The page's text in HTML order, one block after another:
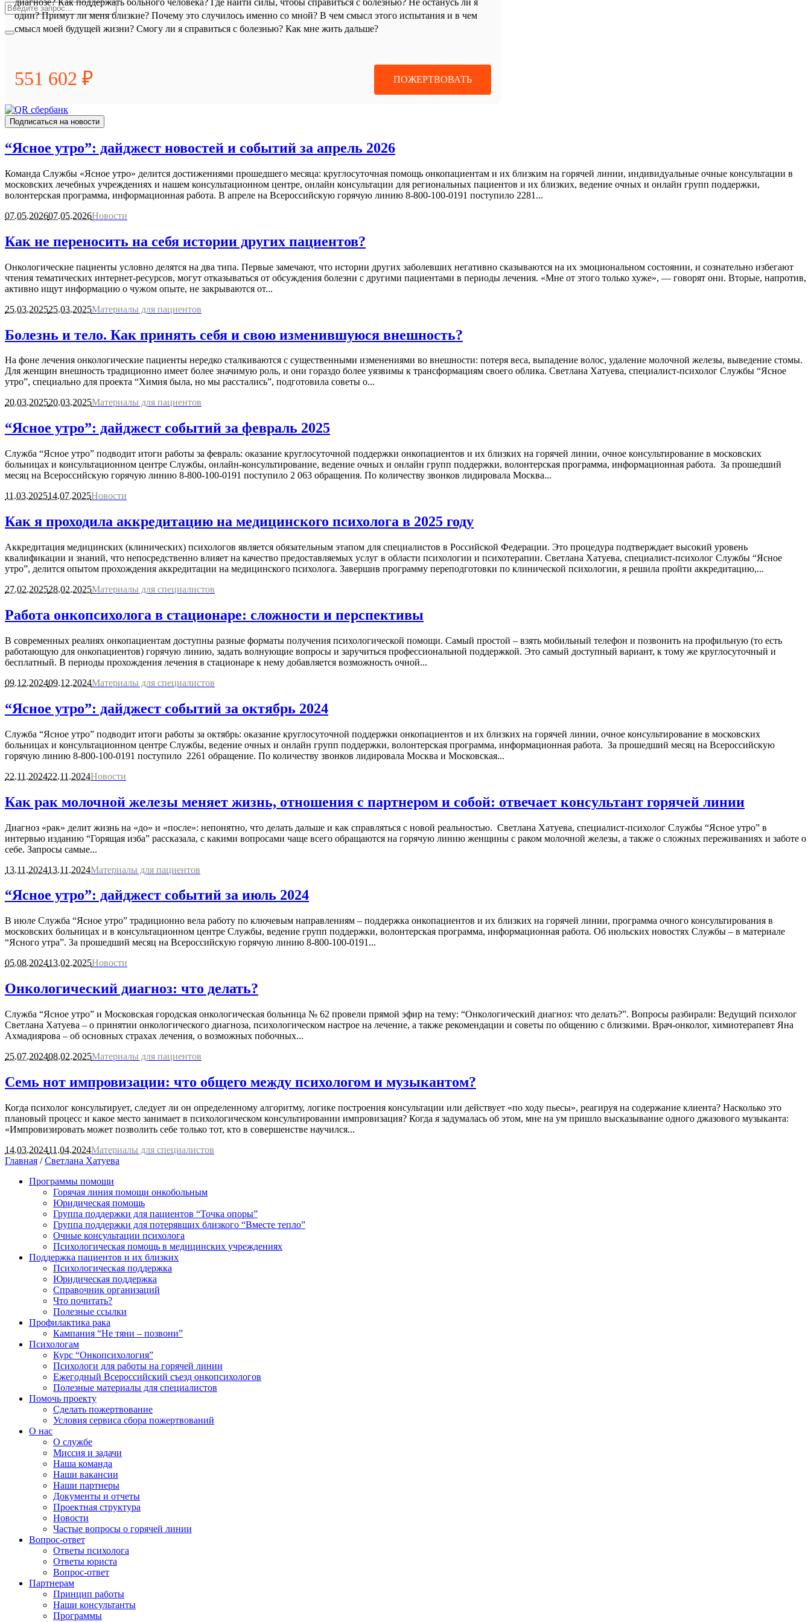
диагнозе? Как поддержать больного человека? Где найти силы, чтобы справиться с болезнью? Не останусь ли я
один? Примут ли меня близкие? Почему это случилось именно со мной? В чем смысл этого испытания и в чем
смысл моей будущей жизни? Смогу ли я справиться с болезнью? Как мне жить дальше?
551 602 ₽ ПОЖЕРТВОВАТЬ
Подписаться на новости
“Ясное утро”: дайджест новостей и событий за апрель 2026
Команда Службы «Ясное утро» делится достижениями прошедшего месяца: круглосуточная помощь онкопациентам и их близким на горячей линии, индивидуальные очные консультации в
московских лечебных учреждениях и нашем консультационном центре, онлайн консультации для региональных пациентов и их близких, ведение очных и онлайн групп поддержки,
волонтерская программа, информационная работа. В апреле на Всероссийскую горячую линию 8-800-100-0191 поступило 2281...
07.05.202607.05.2026Новости
Как не переносить на себя истории других пациентов?
Онкологические пациенты условно делятся на два типа. Первые замечают, что истории других заболевших негативно сказываются на их эмоциональном состоянии, и сознательно избегают
чтения тематических интернет-ресурсов, могут отказываться от обсуждения болезни с другими пациентами в периоды лечения. «Мне от этого только хуже», — говорят они. Вторые, напротив,
активно ищут информацию о чужом опыте, не закрываются от...
25.03.202525.03.2025Материалы для пациентов
Болезнь и тело. Как принять себя и свою изменившуюся внешность?
На фоне лечения онкологические пациенты нередко сталкиваются с существенными изменениями во внешности: потеря веса, выпадение волос, удаление молочной железы, выведение стомы.
Для женщин внешность традиционно имеет более значимую роль, и они гораздо более уязвимы к трансформациям своего облика. Светлана Хатуева, специалист-психолог Службы “Ясное
утро”, специально для проекта “Химия была, но мы расстались”, подготовила советы о...
20.03.202520.03.2025Материалы для пациентов
“Ясное утро”: дайджест событий за февраль 2025
Служба “Ясное утро” подводит итоги работы за февраль: оказание круглосуточной поддержки онкопациентов и их близких на горячей линии, очное консультирование в московских
больницах и консультационном центре Службы, онлайн-консультирование, ведение очных и онлайн групп поддержки, волонтерская программа, информационная работа. За прошедший
месяц на Всероссийскую горячую линию 8-800-100-0191 поступило 2 063 обращения. По количеству звонков лидировала Москва...
11.03.202514.07.2025Новости
Как я проходила аккредитацию на медицинского психолога в 2025 году
Аккредитация медицинских (клинических) психологов является обязательным этапом для специалистов в Российской Федерации. Это процедура подтверждает высокий уровень
квалификации и знаний, что непосредственно влияет на качество предоставляемых услуг в области психологии и психотерапии. Светлана Хатуева, специалист-психолог Службы “Ясное
утро”, делится опытом прохождения аккредитации на медицинского психолога. Завершив программу переподготовки по клинической психологии, я решила пройти аккредитацию,...
27.02.202528.02.2025Материалы для специалистов
Работа онкопсихолога в стационаре: сложности и перспективы
В современных реалиях онкопациентам доступны разные форматы получения психологической помощи. Самый простой – взять мобильный телефон и позвонить на профильную (то есть
работающую для онкопациентов) горячую линию, задать волнующие вопросы и заручиться профессиональной поддержкой. Это самый доступный вариант, к тому же круглосуточный и
бесплатный. В периоды прохождения лечения в стационаре к нему добавляется возможность очной...
09.12.202409.12.2024Материалы для специалистов
“Ясное утро”: дайджест событий за октябрь 2024
Служба “Ясное утро” подводит итоги работы за октябрь: оказание круглосуточной поддержки онкопациентов и их близких на горячей линии, очное консультирование в московских
больницах и консультационном центре Службы, ведение очных и онлайн групп поддержки, волонтерская программа, информационная работа. За прошедший месяц на Всероссийскую
горячую линию 8-800-100-0191 поступило 2261 обращение. По количеству звонков лидировала Москва и Московская...
22.11.202422.11.2024Новости
Как рак молочной железы меняет жизнь, отношения с партнером и собой: отвечает консультант горячей линии
Диагноз «рак» делит жизнь на «до» и «после»: непонятно, что делать дальше и как справляться с новой реальностью. Светлана Хатуева, специалист-психолог Службы “Ясное утро” в
интервью изданию “Горящая изба” рассказала, с какими вопросами чаще всего обращаются на горячую линию женщины с раком молочной железы, а также о сложных переживаниях и заботе о
себе. Запросы самые...
13.11.202413.11.2024Материалы для пациентов
“Ясное утро”: дайджест событий за июль 2024
В июле Служба “Ясное утро” традиционно вела работу по ключевым направлениям – поддержка онкопациентов и их близких на горячей линии, программа очного консультирования в
московских больницах и в консультационном центре Службы, ведение групп поддержки, волонтерская программа, информационная работа. Об июльских новостях Службы – в материале
“Ясного утра”. За прошедший месяц на Всероссийскую горячую линию 8-800-100-0191...
05.08.202413.02.2025Новости
Онкологический диагноз: что делать?
Служба “Ясное утро” и Московская городская онкологическая больница № 62 провели прямой эфир на тему: “Онкологический диагноз: что делать?”. Вопросы разбирали: Ведущий психолог
Светлана Хатуева – о принятии онкологического диагноза, психологическом настрое на лечение, а также рекомендации и советы по общению с близкими. Врач-онколог, химиотерапевт Яна
Ахмадиярова – об основных страхах лечения, о возможных побочных...
25.07.202408.02.2025Материалы для пациентов
Семь нот импровизации: что общего между психологом и музыкантом?
Когда психолог консультирует, следует ли он определенному алгоритму, логике построения консультации или действует «по ходу пьесы», реагируя на содержание клиента? Насколько это
плановый процесс и какое место занимает в психологическом консультировании импровизация? Когда я задумалась об этом, мне на ум пришло высказывание одного джазового музыканта:
«Импровизировать может позволить себе только тот, кто в совершенстве научился...
14.03.202411.04.2024Материалы для специалистов
Главная /Светлана Хатуева
Программы помощи
Горячая линия помощи онкобольным
Юридическая помощь
Группа поддержки для пациентов “Точка опоры”
Группа поддержки для потерявших близкого “Вместе тепло”
Очные консультации психолога
Психологическая помощь в медицинских учреждениях
Поддержка пациентов и их близких
Психологическая поддержка
Юридическая поддержка
Справочник организаций
Что почитать?
Полезные ссылки
Профилактика рака
Кампания “Не тяни – позвони”
Психологам
Курс “Онкопсихология”
Психологи для работы на горячей линии
Ежегодный Всероссийский cъезд онкопсихологов
Полезные материалы для специалистов
Помочь проекту
Сделать пожертвование
Условия сервиса сбора пожертвований
О нас
О службе
Миссия и задачи
Наша команда
Наши вакансии
Наши партнеры
Документы и отчеты
Проектная структура
Новости
Частые вопросы о горячей линии
Вопрос-ответ
Ответы психолога
Ответы юриста
Вопрос-ответ
Партнерам
Принцип работы
Наши консультанты
Программы